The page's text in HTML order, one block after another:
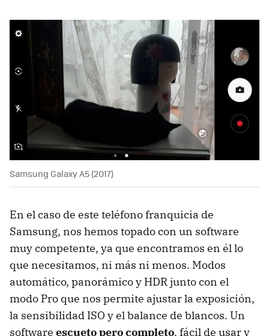
Samsung Galaxy A5 (2017)
En el caso de este teléfono franquicia de
Samsung, nos hemos topado con un software
muy competente, ya que encontramos en él lo
que necesitamos, ni más ni menos. Modos
automático, panorámico y HDR junto con el
modo Pro que nos permite ajustar la exposición,
la sensibilidad ISO y el balance de blancos. Un
software escueto pero completo, fácil de usar y